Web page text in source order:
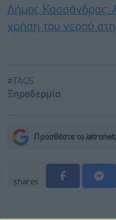
Δήμος Κασσάνδρας:
χρήση του νερού
#TAGS
Ξηροδερμία
Προσθέστε το
shares